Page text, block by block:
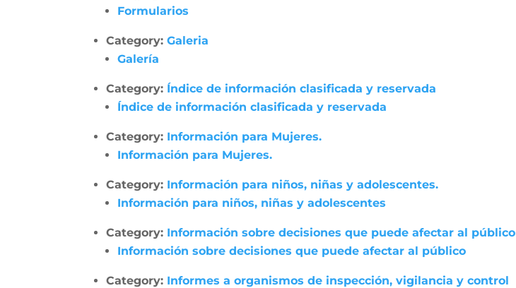
Formularios
Category:Galeria
Galería
Category: Índice de información clasificada y reservada
Índice de información clasificada y reservada
Category: Información para Mujeres.
Información para Mujeres.
Category: Información para niños, niñas y adolescentes.
Información para niños, niñas y adolescentes
Category: Información sobre decisiones que puede afectar al público
Información sobre decisiones que puede afectar al público
Category: Informes a organismos de inspección, vigilancia y control